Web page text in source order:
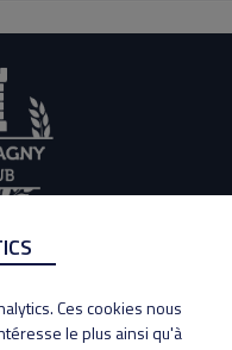
48
Ces cookies nous
le plus ainsi qu'à